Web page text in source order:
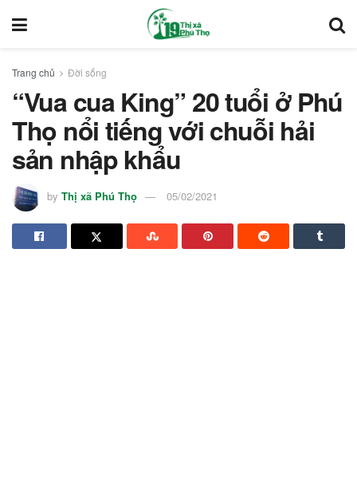
Trang chủ Đời sống
“Vua cua King” 20 tuổi ở Phú
Thọ nổi tiếng với chuỗi hải
sản nhập khẩu
by Thị xã Phú Thọ 05/02/2021